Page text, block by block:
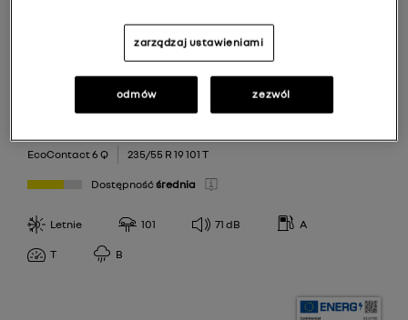
Do koszyka 2416,00 zł
Continental
EcoContact 6 Q 235/55 R 19 101 T
Dostępność średnia
Letnie 101 71 dB A
T B
zarządzaj ustawieniami
odmów zezwól